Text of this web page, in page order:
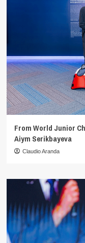
From World Junior
Aiym Serikbayeva
Claudio Aranda